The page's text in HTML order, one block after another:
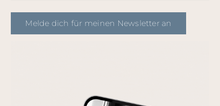
Melde dich für meinen Newsletter an